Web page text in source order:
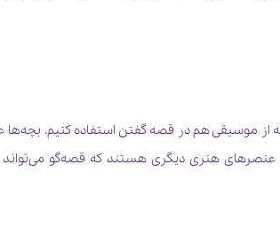
از موسیقی هم در قصه گفتن استفاده کنیم.
عنصرهای هنری دیگری هستند که قصه‌گو می‌تواند